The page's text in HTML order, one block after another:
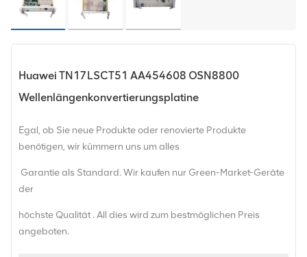
Huawei TN17LSCT51 AA454608 OSN8800
Wellenlängenkonvertierungsplatine
Egal, ob Sie neue Produkte oder renovierte Produkte
benötigen, wir kümmern uns um alles
Garantie als Standard. Wir kaufen nur Green-Market-Geräte
der
höchste Qualität . All dies wird zum bestmöglichen Preis
angeboten.